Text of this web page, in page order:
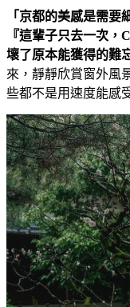
「京都的美感是需
『這輩子只去一次
壞了原本能獲得的難
來，靜靜欣賞窗外風
些都不是用速度能感